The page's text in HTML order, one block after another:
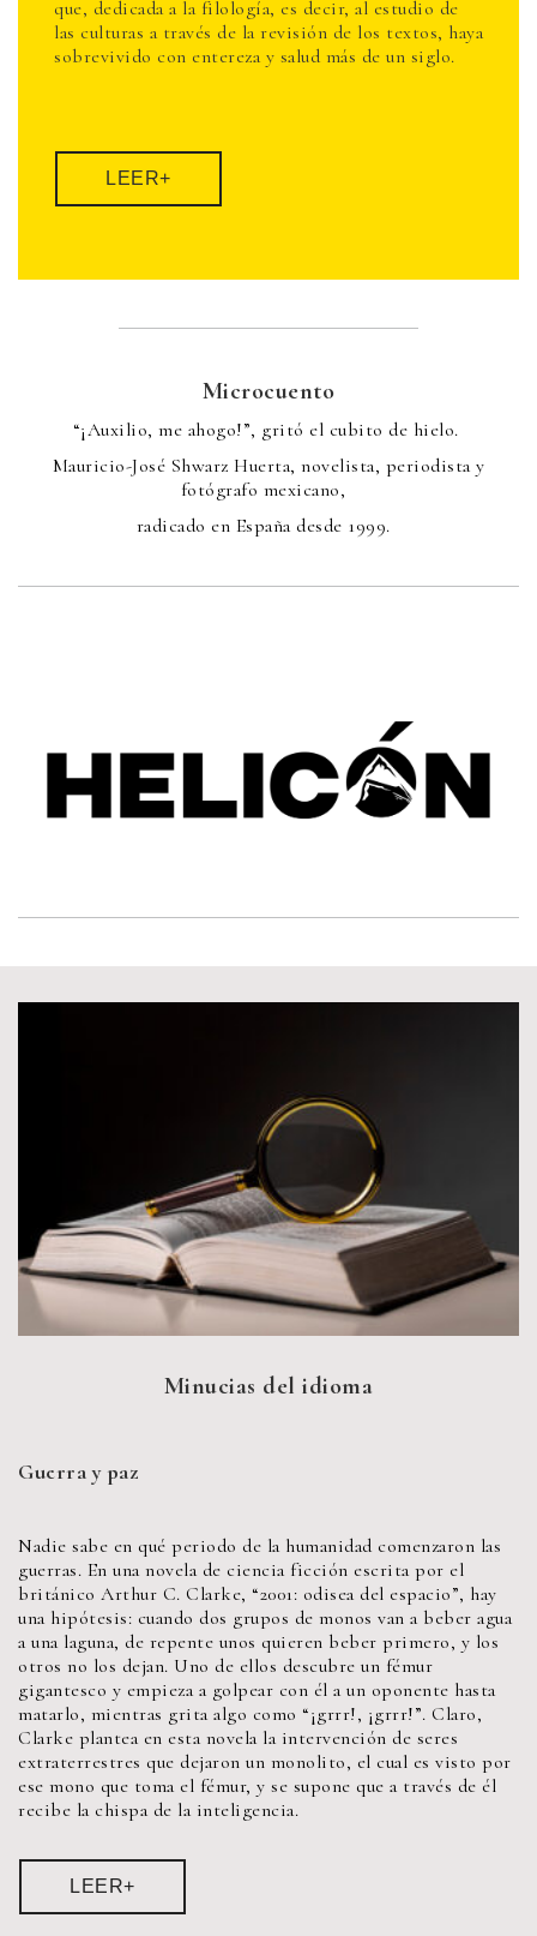
que, dedicada a la filología, es decir, al estudio de
las culturas a través de la revisión de los textos, haya
sobrevivido con entereza y salud más de un siglo.
LEER+
Microcuento
“¡Auxilio, me ahogo!”, gritó el cubito de hielo.
Mauricio-José Shwarz Huerta, novelista, periodista y
fotógrafo mexicano,
radicado en España desde 1999.
Minucias del idioma
Guerra y paz
Nadie sabe en qué periodo de la humanidad comenzaron las
guerras. En una novela de ciencia ficción escrita por el
británico Arthur C. Clarke, “2001: odisea del espacio”, hay
una hipótesis: cuando dos grupos de monos van a beber agua
a una laguna, de repente unos quieren beber primero, y los
otros no los dejan. Uno de ellos descubre un fémur
gigantesco y empieza a golpear con él a un oponente hasta
matarlo, mientras grita algo como “¡grrr!, ¡grrr!”. Claro,
Clarke plantea en esta novela la intervención de seres
extraterrestres que dejaron un monolito, el cual es visto por
ese mono que toma el fémur, y se supone que a través de él
recibe la chispa de la inteligencia.
LEER+